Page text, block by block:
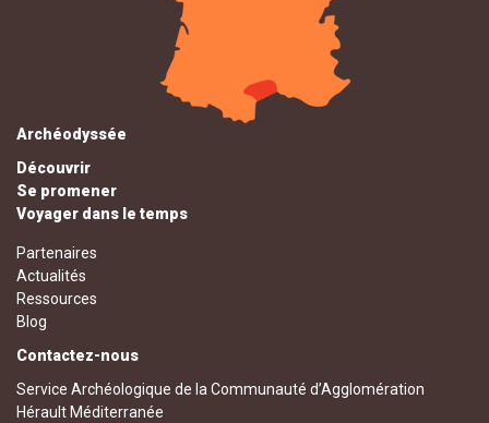
Archéodyssée
Découvrir
Se promener
Voyager dans le temps
Partenaires
Actualités
Ressources
Blog
Contactez-nous
Service Archéologique de la Communauté d’Agglomération
Hérault Méditerranée